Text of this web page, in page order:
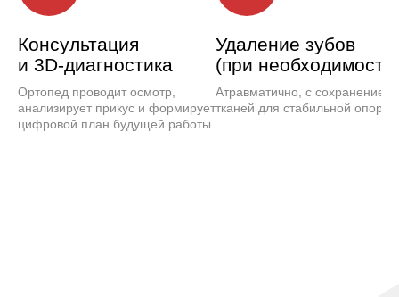
Консультация
и 3D-диагностика
Ортопед проводит осмотр,
анализирует прикус и формирует
цифровой план будущей работы.
Удаление зубов
(при
Атравматично, с сохранением
тканей для стабильной опоры.